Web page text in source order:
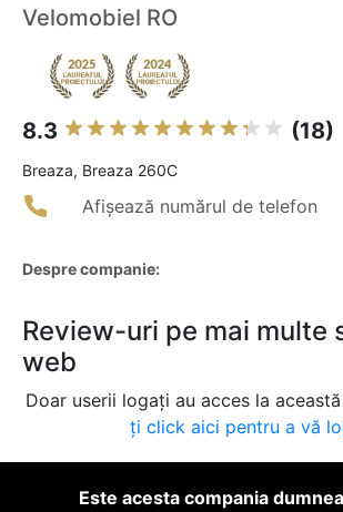
Velomobiel RO
8.3 (18)
Breaza, Breaza 260C
Afișează numărul de telefon
Despre companie:
Review-uri pe mai multe
web
Doar userii logați au acces la
ți click aici pentru a vă
Este acesta compania